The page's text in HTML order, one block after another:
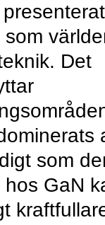
Det
som
GaN